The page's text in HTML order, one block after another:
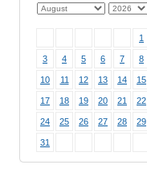
1
3 4 5 6 7 8
10 11 12 13 14 15
17 18 19 20 21 22
24 25 26 27 28 29
31